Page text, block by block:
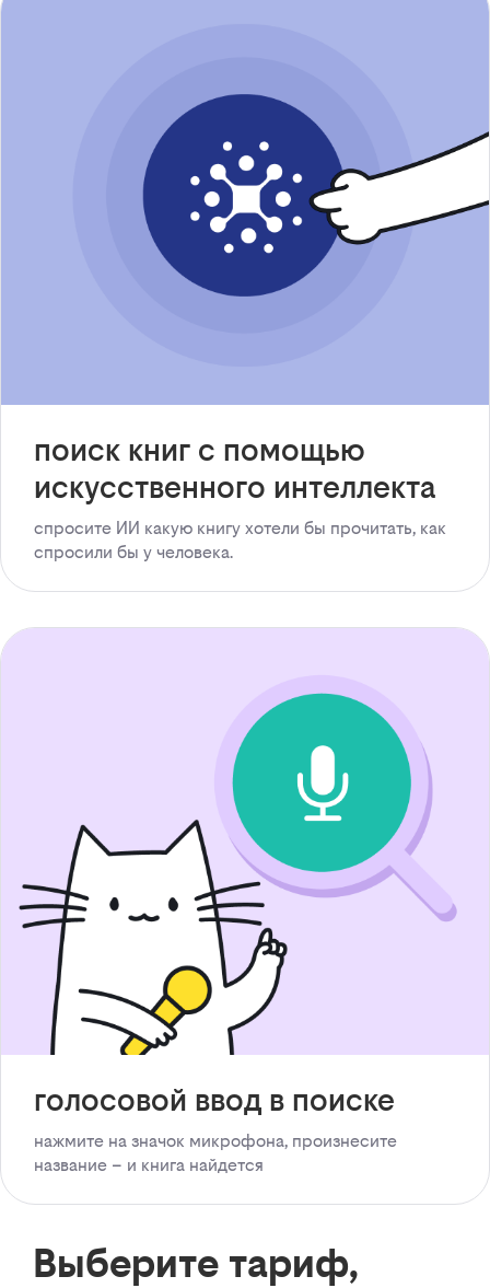
поиск книг с помощью
искусственного интеллекта
спросите ИИ какую книгу хотели бы прочитать, как
спросили бы у человека.
голосовой ввод в поиске
нажмите на значок микрофона, произнесите
название – и книга найдется
Выберите тариф,